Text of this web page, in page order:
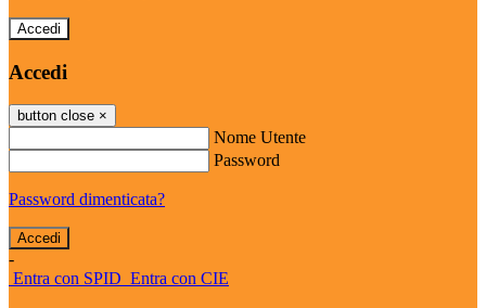
Accedi
Accedi
button close ×
Nome Utente
Password
Password dimenticata?
-
Entra con SPID Entra con CIE